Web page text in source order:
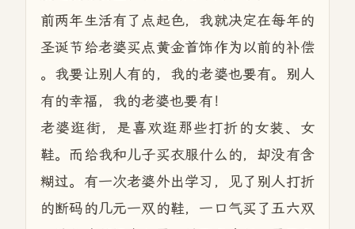
前两年生活有了点起色，我就决定在每年的
圣诞节给老婆买点黄金首饰作为以前的补偿
。我要让别人有的，我的老婆也要有。别人
有的幸福，我的老婆也要有！
老婆逛街，是喜欢逛那些打折的女装、女
鞋。而给我和儿子买衣服什么的，却没有含
糊过。有一次老婆外出学习，见了别人打折
的断码的几元一双的鞋，一口气买了五六双